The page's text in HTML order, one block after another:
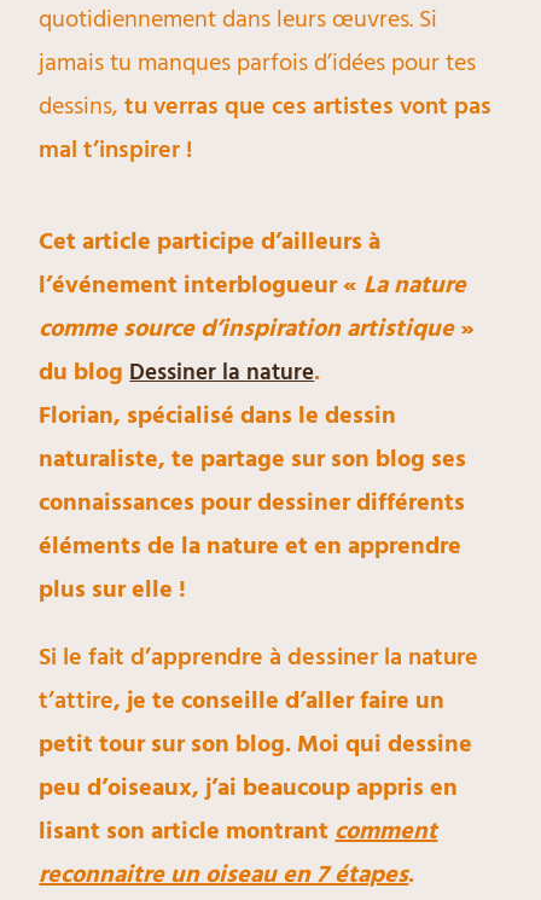
quotidiennement dans leurs œuvres. Si
jamais tu manques parfois d’idées pour tes
dessins,tu verras que ces artistes vont pas
mal t’inspirer !
Cet article participe d’ailleurs à
l’événement interblogueur « La nature
comme source d’inspiration artistique»
du blogDessiner la nature.
Florian, spécialisé dans le dessin
naturaliste, te partage sur son blog ses
connaissances pour dessiner différents
éléments de la nature et en apprendre
plus sur elle !
Si le fait d’apprendre à dessiner la nature
t’attire, je te conseille d’aller faire un
petit tour sur son blog. Moi qui dessine
peu d’oiseaux, j’ai beaucoup appris en
lisant son article montrantcomment
reconnaitre un oiseau en 7 étapes.